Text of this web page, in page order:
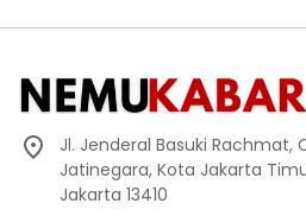
Jl. Jenderal Basuki Rachmat,
Jatinegara, Kota Jakarta
Jakarta 13410